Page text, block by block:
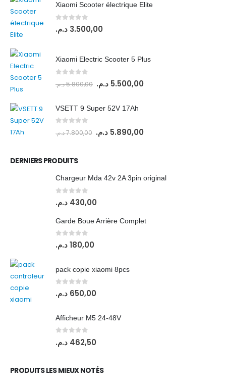
Xiaomi Scooter électrique Elite
out of 5
3.500,00 د.م.
Xiaomi Electric Scooter 5 Plus
5.800,00د.م. 5.500,00 د.م.
VSETT 9 Super 52V 17Ah
7.800,00د.م. 5.890,00 د.م.
DERNIERS PRODUITS
Chargeur Mda 42v 2A 3pin original
out of 5
430,00 د.م.
Garde Boue Arrière Complet
out of 5
180,00د.م.
pack copie xiaomi 8pcs
out of 5
650,00 د.م.
Afficheur M5 24-48V
out of 5
462,50 د.م.
PRODUITS LES MIEUX NOTÉS